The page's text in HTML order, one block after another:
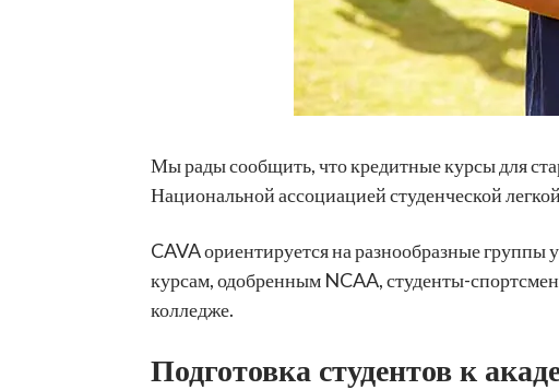
Мы рады сообщить, что кредитные курсы для
Национальной ассоциацией студенческой
CAVA ориентируется на разнообразные группы
курсам, одобренным NCAA, студенты-
колледже.
Подготовка студентов к